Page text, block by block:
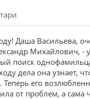
Даша Васильева,
Михайлович, -
поиск
дела она узнает,
его
от проблем, а